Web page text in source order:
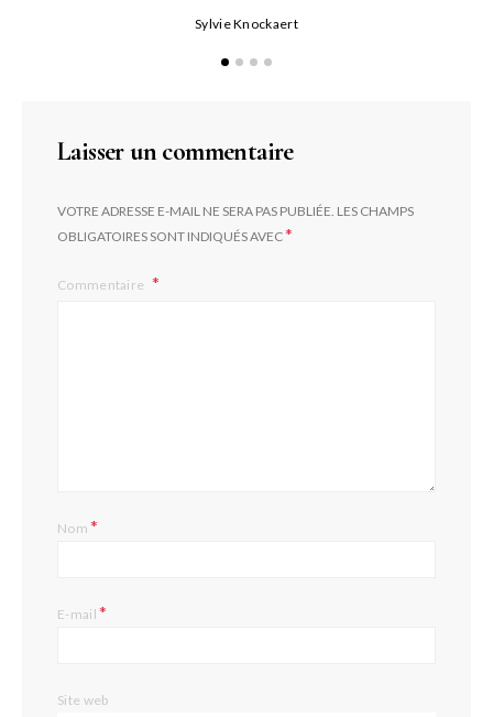
Sylvie Knockaert
Laisser un commentaire
VOTRE ADRESSE E-MAIL NE SERA PAS PUBLIÉE. LES CHAMPS
OBLIGATOIRES SONT INDIQUÉS AVEC*
Commentaire
Nom*
E-mail*
Site web